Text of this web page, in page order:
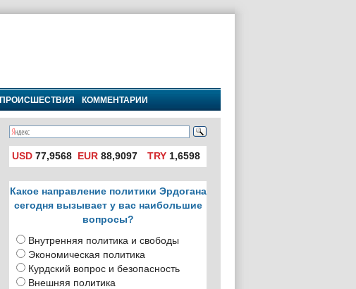
ПРОИСШЕСТВИЯ КОММЕНТАРИИ
USD 77,9568 EUR 88,9097 TRY1,6598
Какое направление политики Эрдогана
сегодня вызывает у вас наибольшие
вопросы?
Внутренняя политика и свободы
Экономическая политика
Курдский вопрос и безопасность
Внешняя политика